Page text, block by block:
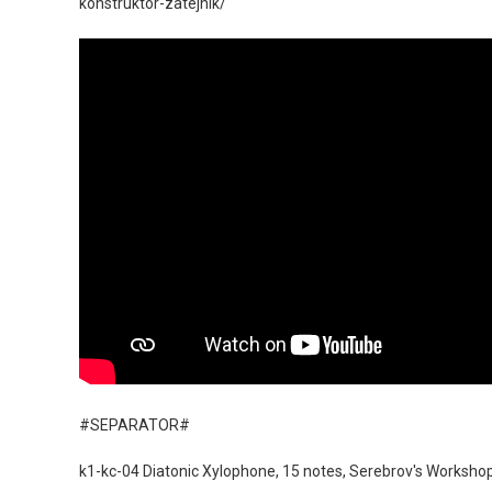
#SEPARATOR#
k1-kc-04 Diatonic Xylophone, 15 notes, Serebrov's